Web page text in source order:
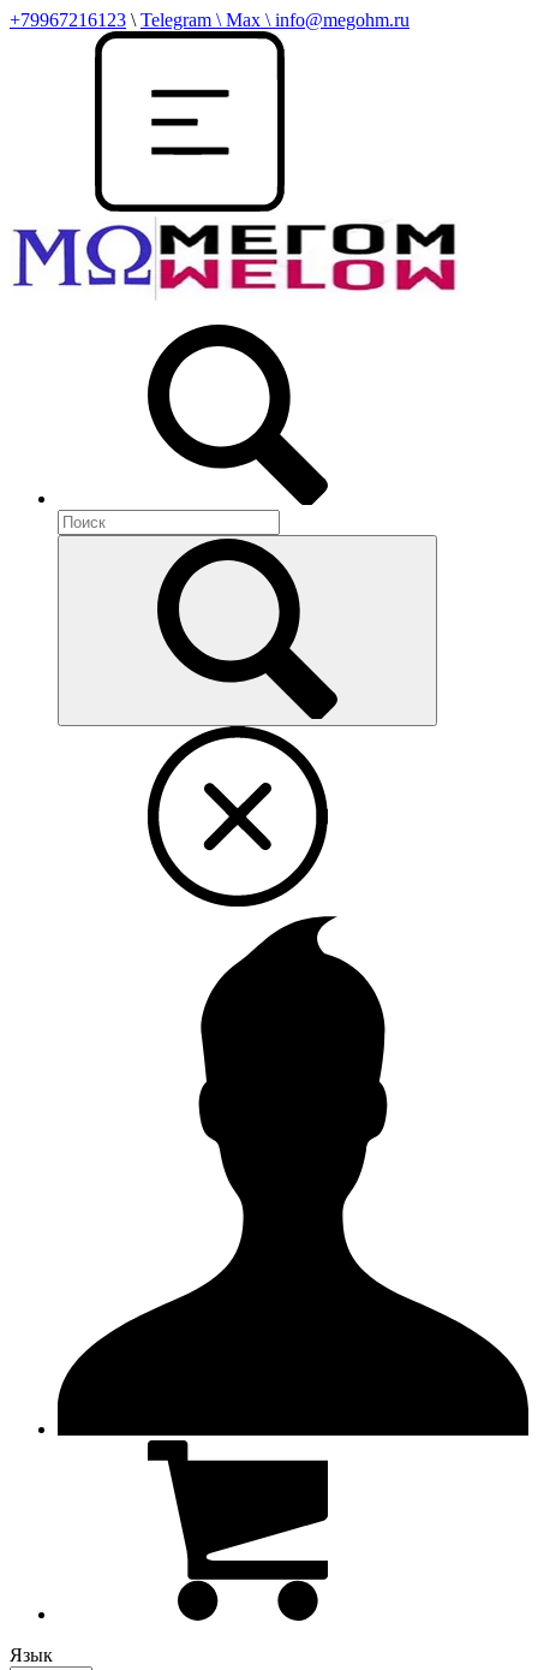
+79967216123 \ Telegram \ Max \ info@megohm.ru
Язык